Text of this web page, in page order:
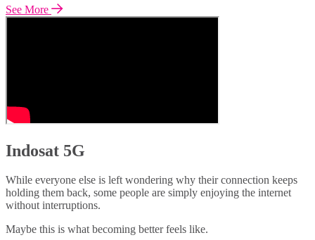
See More
Indosat 5G
While everyone else is left wondering why their connection keeps
holding them back, some people are simply enjoying the internet
without interruptions.
Maybe this is what becoming better feels like.